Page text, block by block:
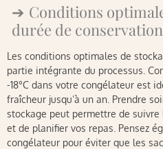
Conditions
durée de conservation
Les conditions optimales de
partie intégrante du processus.
-18°C dans votre congélateur est
fraîcheur jusqu’à un an. Prendre
stockage peut permettre de
et de planifier vos repas. Pensez
congélateur pour éviter que les